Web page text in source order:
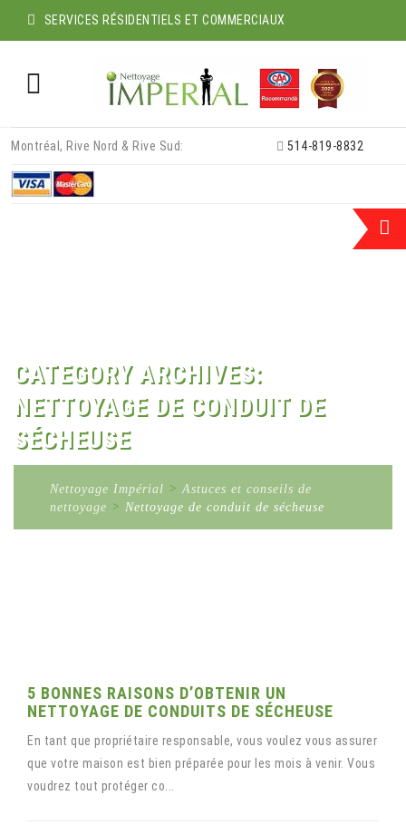
SERVICES RÉSIDENTIELS ET COMMERCIAUX
content
Montréal, Rive Nord & Rive Sud: 514-819-8832
CATEGORY ARCHIVES:
NETTOYAGE DE CONDUIT DE
SÉCHEUSE
Nettoyage Impérial >Astuces et conseils de
nettoyage > Nettoyage de conduit de sécheuse
5 BONNES RAISONS D’OBTENIR UN
NETTOYAGE DE CONDUITS DE SÉCHEUSE
En tant que propriétaire responsable, vous voulez vous assurer
que votre maison est bien préparée pour les mois à venir. Vous
voudrez tout protéger co...